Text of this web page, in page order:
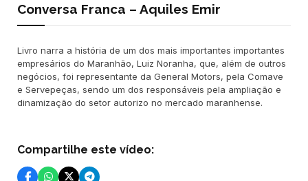
Conversa Franca – Aquiles Emir
Livro narra a história de um dos mais importantes importantes
empresários do Maranhão, Luiz Noranha, que, além de outros
negócios, foi representante da General Motors, pela Comave
e Servepeças, sendo um dos responsáveis pela ampliação e
dinamização do setor autorizo no mercado maranhense.
Compartilhe este vídeo: